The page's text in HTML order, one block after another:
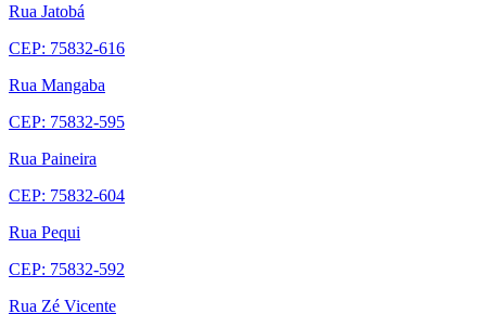
Rua Jatobá
CEP: 75832-616
Rua Mangaba
CEP: 75832-595
Rua Paineira
CEP: 75832-604
Rua Pequi
CEP: 75832-592
Rua Zé Vicente